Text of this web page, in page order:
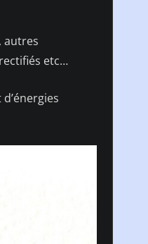
autres
etc…